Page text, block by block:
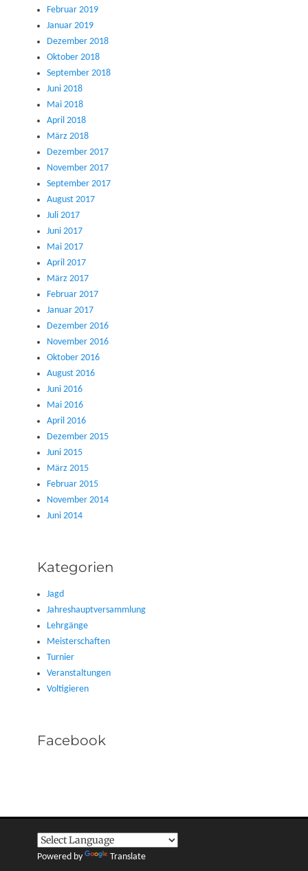
Februar 2019
Januar 2019
Dezember 2018
Oktober 2018
September 2018
Juni 2018
Mai 2018
April 2018
März 2018
Dezember 2017
November 2017
September 2017
August 2017
Juli 2017
Juni 2017
Mai 2017
April 2017
März 2017
Februar 2017
Januar 2017
Dezember 2016
November 2016
Oktober 2016
August 2016
Juni 2016
Mai 2016
April 2016
Dezember 2015
Juni 2015
März 2015
Februar 2015
November 2014
Juni 2014
Kategorien
Jagd
Jahreshauptversammlung
Lehrgänge
Meisterschaften
Turnier
Veranstaltungen
Voltigieren
Facebook
Powered by Translate